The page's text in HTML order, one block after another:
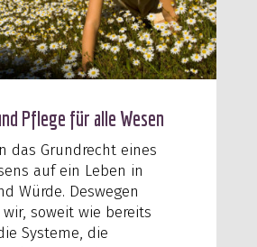
Pflege für alle Wesen
das Grundrecht eines
auf ein Leben in
Würde. Deswegen
soweit wie bereits
Systeme, die